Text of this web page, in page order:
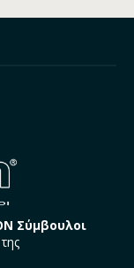
Σύμβουλοι